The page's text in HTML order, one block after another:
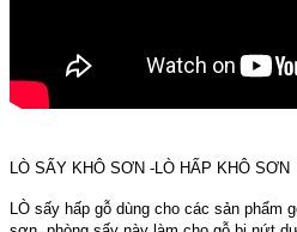
LÒ SẤY KHÔ SƠN -LÒ HẤP KHÔ SƠN
LÒ sấy hấp gỗ dùng cho các sản phẩm